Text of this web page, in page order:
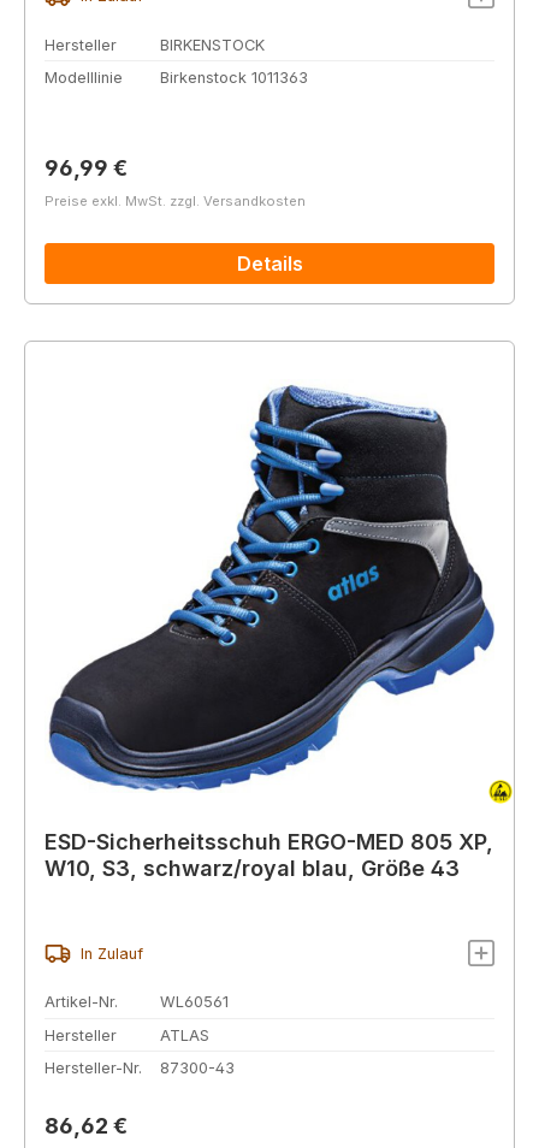
Hersteller
BIRKENSTOCK
Modelllinie
Birkenstock 1011363
Regulärer Preis:
96,99 €
Preise exkl. MwSt. zzgl. Versandkosten
Details
ESD-Sicherheitsschuh ERGO-MED 805 XP,
W10, S3, schwarz/royal blau, Größe 43
In Zulauf
Artikel-Nr.
WL60561
Hersteller
ATLAS
Hersteller-Nr.
87300-43
Regulärer Preis:
86,62 €